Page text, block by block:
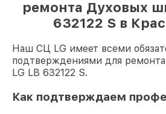
ремонта Духовых
632122 S в
Наш СЦ LG имеет всеми
подтверждениями для
LG LB 632122 S.
Как подтверждаем